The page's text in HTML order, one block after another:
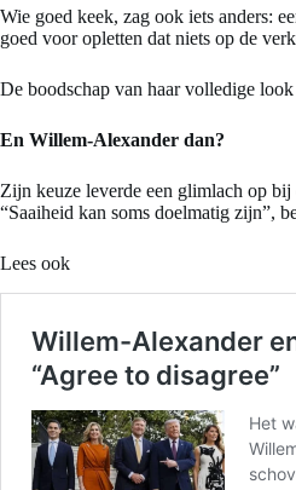
Wie goed keek, zag ook iets anders:
goed voor opletten dat niets op de
De boodschap van haar volledige
En Willem-Alexander dan?
Zijn keuze leverde een glimlach op
“Saaiheid kan soms doelmatig zijn”,
Lees ook